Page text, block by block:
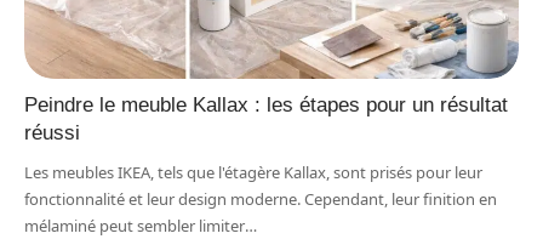
Peindre le meuble Kallax : les étapes pour un résultat
réussi
Les meubles IKEA, tels que l'étagère Kallax, sont prisés pour leur
fonctionnalité et leur design moderne. Cependant, leur finition en
mélaminé peut sembler limiter…